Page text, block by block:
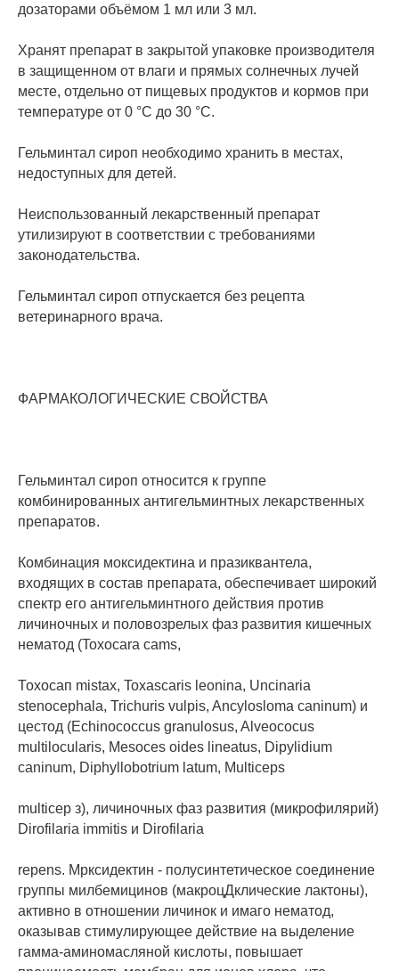
дозаторами объёмом 1 мл или 3 мл.
Хранят препарат в закрытой упаковке производителя
в защищенном от влаги и прямых солнечных лучей
месте, отдельно от пищевых продуктов и кормов при
температуре от 0 °С до 30 °С.
Гельминтал сироп необходимо хранить в местах,
недоступных для детей.
Неиспользованный лекарственный препарат
утилизируют в соответствии с требованиями
законодательства.
Гельминтал сироп отпускается без рецепта
ветеринарного врача.
ФАРМАКОЛОГИЧЕСКИЕ СВОЙСТВА
Гельминтал сироп относится к группе
комбинированных антигельминтных лекарственных
препаратов.
Комбинация моксидектина и празиквантела,
входящих в состав препарата, обеспечивает широкий
спектр его антигельминтного действия против
личиночных и половозрелых фаз развития кишечных
нематод (Toxocara cams,
Тохосап mistax, Toxascaris leonina, Uncinaria
stenocephala, Trichuris vulpis, Ancylosloma caninum) и
цестод (Echinococcus granulosus, Alveococus
multilocularis, Mesoces oides lineatus, Dipylidium
caninum, Diphyllobotrium latum, Multiceps
multicep з), личиночных фаз развития (микрофилярий)
Dirofilaria immitis и Dirofilaria
repens. Мрксидектин - полусинтетическое соединение
группы милбемицинов (макроцДклические лактоны),
активно в отношении личинок и имаго нематод,
оказывав стимулирующее действие на выделение
гамма-аминомасляной кислоты, повышает